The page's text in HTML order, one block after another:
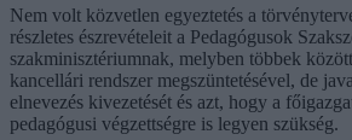
Nem volt közvetlen egyeztetés a
részletes észrevételeit a Pedagógusok
szakminisztériumnak, melyben többek
kancellári rendszer megszüntetésével, de
elnevezés kivezetését és azt, hogy a
pedagógusi végzettségre is legyen szükség.